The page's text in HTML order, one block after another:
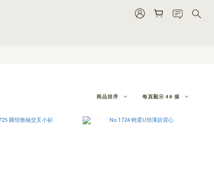
商品排序 每頁顯示 48 個